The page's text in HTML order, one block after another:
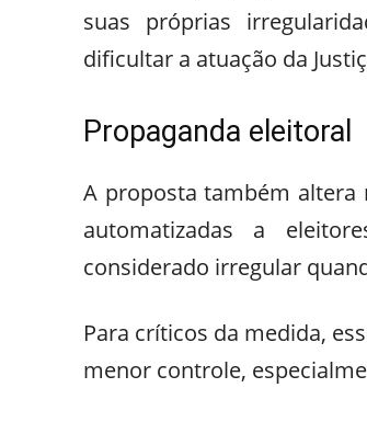
suas próprias
dificultar a atuação da
Propaganda eleitoral
A proposta também altera
automatizadas a
considerado irregular
Para críticos da medida,
menor controle,